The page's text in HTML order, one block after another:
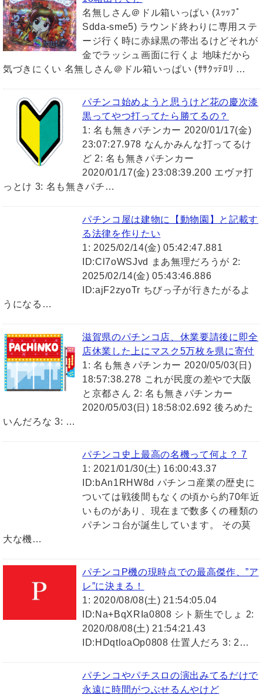
名無しさん＠ドル箱いっぱい (ｽｯｯﾌﾟ
Sdda-sme5) ラウンド終わりに専用ステ
ージ行く時に赤緑黒の帯出るけどそれが
金でラッシュ画面に行くよ 地味だから
気づきにくい 名無しさん＠ドル箱いっぱい (ｻｻｸｯﾃﾛﾘ …
パチンコ始めようと思うけど花の慶次漆
黒ってやつ打ってたら勝てるの？
1: 名も無きパチンカー 2020/01/17(金)
23:07:27.978 なんかみんな打ってるけ
ど 2: 名も無きパチンカー
2020/01/17(金) 23:08:39.200 エヴァ打
っとけ 3: 名も無きパチ…
パチンコ屋は建物に【動物園】と記載す
る法律を作りたい
1: 2025/02/14(金) 05:42:47.881
ID:Cl7oWSJvd まあ無理だろうが 2:
2025/02/14(金) 05:43:46.886
ID:ajF2zyoTr ちびっ子が行きたがるよ
うになる…
滋賀県のパチンコ店、休業要請後に即全
店休業した上にマスク5万枚を県に寄付
1: 名も無きパチンカー 2020/05/03(日)
18:57:38.278 これが民度の差やで大阪
と京都さん 2: 名も無きパチンカー
2020/05/03(日) 18:58:02.692 後ろめた
いんだろな 3: …
パチンコ史上最高の名機って何よ？ 7
1: 2021/01/30(土) 16:00:43.37
ID:bAn1RHW8d パチンコ産業の歴史に
ついては戦後間もなくの頃から約70年近
いものがあり、現在まで数多くの種類の
パチンコ台が誕生しています。 その莫
大な機…
パチンコP機の現時点での最高傑作、”ア
レ”に決まる！
1: 2020/08/08(土) 21:54:05.04
ID:Na+BqXRIa0808 シト新生でしょ 2:
2020/08/08(土) 21:54:21.43
ID:HDqtloaOp0808 仕置人だろ 3: 2…
パチンコやパチスロの演出みてるだけで
永遠に時間がつぶせるんやけど